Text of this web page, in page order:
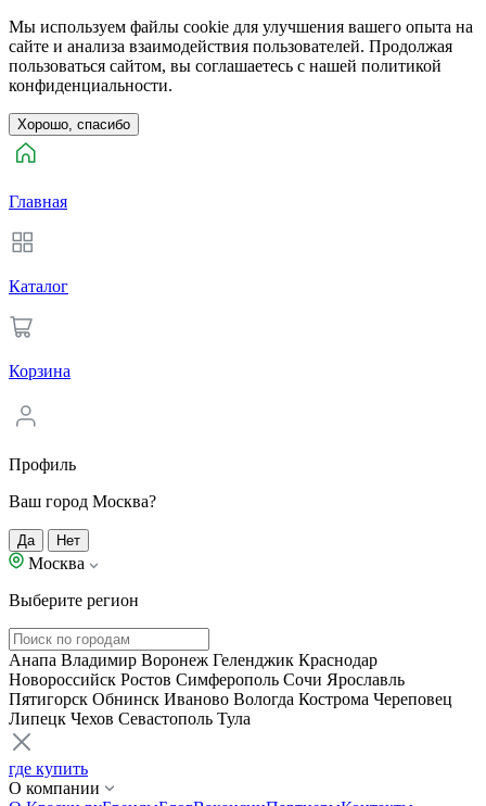
Мы используем файлы cookie для улучшения вашего опыта на
сайте и анализа взаимодействия пользователей. Продолжая
пользоваться сайтом, вы соглашаетесь с нашей политикой
конфиденциальности.
Хорошо, спасибо
Главная
Каталог
Корзина
Профиль
Ваш город Москва?
Да Нет
Москва
Выберите регион
Анапа Владимир Воронеж Геленджик Краснодар
Новороссийск Ростов Симферополь Сочи Ярославль
Пятигорск Обнинск Иваново Вологда Кострома Череповец
Липецк Чехов Севастополь Тула
где купить
О компании